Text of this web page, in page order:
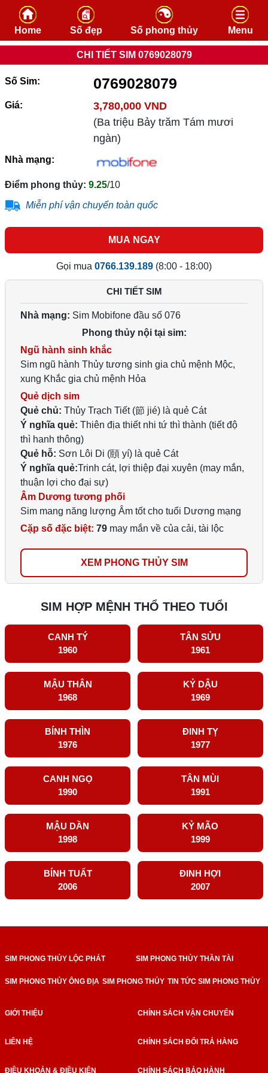
Skip to content
Home Số đẹp Số phong thủy Menu
CHI TIẾT SIM 0769028079
Số Sim: 0769028079
Giá:
3,780,000 VND
(Ba triệu Bảy trăm Tám mươi
ngàn)
Nhà mạng:
Điểm phong thủy: 9.25/10
Miễn phí vận chuyển toàn quốc
MUA NGAY
Gọi mua 0766.139.189 (8:00 - 18:00)
CHI TIẾT SIM
Nhà mạng: Sim Mobifone đầu số 076
Phong thủy nội tại sim:
Ngũ hành sinh khắc
Sim ngũ hành Thủy tương sinh gia chủ mệnh Mộc,
xung Khắc gia chủ mệnh Hỏa
Quẻ dịch sim
Quẻ chủ: Thủy Trạch Tiết (節 jié) là quẻ Cát
Ý nghĩa quẻ: Thiên địa thiết nhi tứ thì thành (tiết độ
thì hanh thông)
Quẻ hỗ: Sơn Lôi Di (頤 yí) là quẻ Cát
Ý nghĩa quẻ:Trinh cát, lợi thiệp đại xuyên (may mắn,
thuận lợi cho đại sự)
Âm Dương tương phối
Sim mang năng lượng Âm tốt cho tuổi Dương mạng
Cặp số đặc biệt: 79 may mắn về của cải, tài lộc
XEM PHONG THỦY SIM
SIM HỢP MỆNH THỔ THEO TUỔI
CANH TÝ
1960
TÂN SỬU
1961
MẬU THÂN
1968
KỶ DẬU
1969
BÍNH THÌN
1976
ĐINH TỴ
1977
CANH NGỌ
1990
TÂN MÙI
1991
MẬU DẦN
1998
KỶ MÃO
1999
BÍNH TUẤT
2006
ĐINH HỢI
2007
SIM PHONG THỦY LỘC PHÁT SIM PHONG THỦY THẦN TÀI
SIM PHONG THỦY ÔNG ĐỊA SIM PHONG THỦY TIN TỨC SIM PHONG THỦY
GIỚI THIỆU
LIÊN HỆ
ĐIỀU KHOẢN & ĐIỀU KIỆN
CHÍNH SÁCH VẬN CHUYỂN
CHÍNH SÁCH ĐỔI TRẢ HÀNG
CHÍNH SÁCH BẢO HÀNH